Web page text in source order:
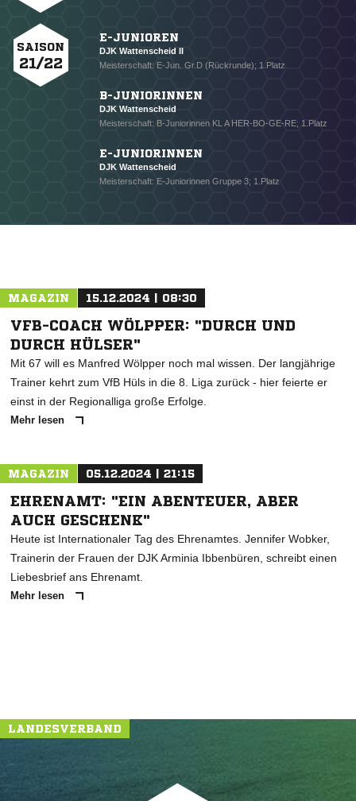
NACHRICHT SENDEN
SAISON
21/22
E-JUNIOREN
DJK Wattenscheid II
Meisterschaft: E-Jun. Gr.D (Rückrunde); 1.Platz
B-JUNIORINNEN
DJK Wattenscheid
Meisterschaft: B-Juniorinnen KL A HER-BO-GE-RE; 1.Platz
E-JUNIORINNEN
DJK Wattenscheid
Meisterschaft: E-Juniorinnen Gruppe 3; 1.Platz
MAGAZIN 15.12.2024 | 08:30
VFB-COACH WÖLPPER: "DURCH UND
DURCH HÜLSER"
Mit 67 will es Manfred Wölpper noch mal wissen. Der langjährige
Trainer kehrt zum VfB Hüls in die 8. Liga zurück - hier feierte er
einst in der Regionalliga große Erfolge.
Mehr lesen
MAGAZIN 05.12.2024 | 21:15
EHRENAMT: "EIN ABENTEUER, ABER
AUCH GESCHENK"
Heute ist Internationaler Tag des Ehrenamtes. Jennifer Wobker,
Trainerin der Frauen der DJK Arminia Ibbenbüren, schreibt einen
Liebesbrief ans Ehrenamt.
Mehr lesen
LANDESVERBAND